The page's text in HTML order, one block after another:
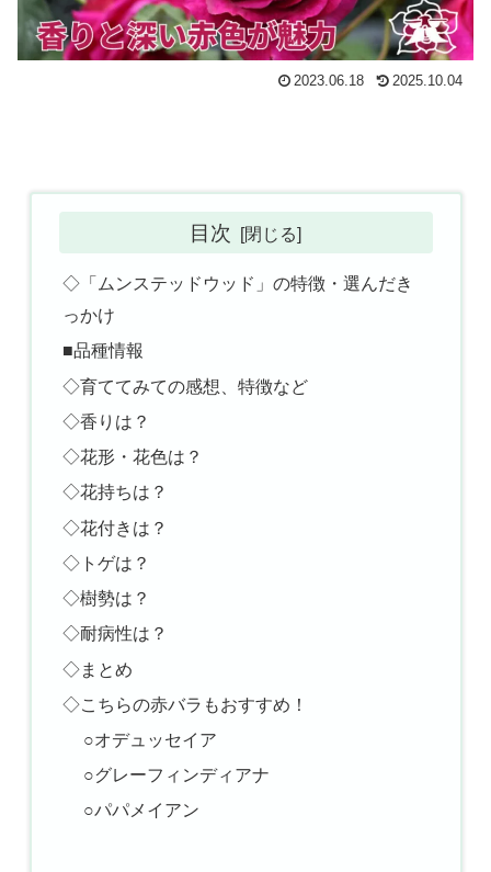
2023.06.18 2025.10.04
目次
◇「ムンステッドウッド」の特徴・選んだき
っかけ
■品種情報
◇育ててみての感想、特徴など
◇香りは？
◇花形・花色は？
◇花持ちは？
◇花付きは？
◇トゲは？
◇樹勢は？
◇耐病性は？
◇まとめ
◇こちらの赤バラもおすすめ！
○オデュッセイア
○グレーフィンディアナ
○パパメイアン